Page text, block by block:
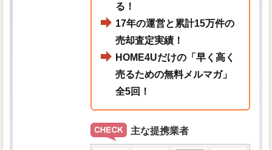
る！
17年の運営と累計15万件の
売却査定実績！
HOME4Uだけの「早く高く
売るための無料メルマガ」
全5回！
主な提携業者